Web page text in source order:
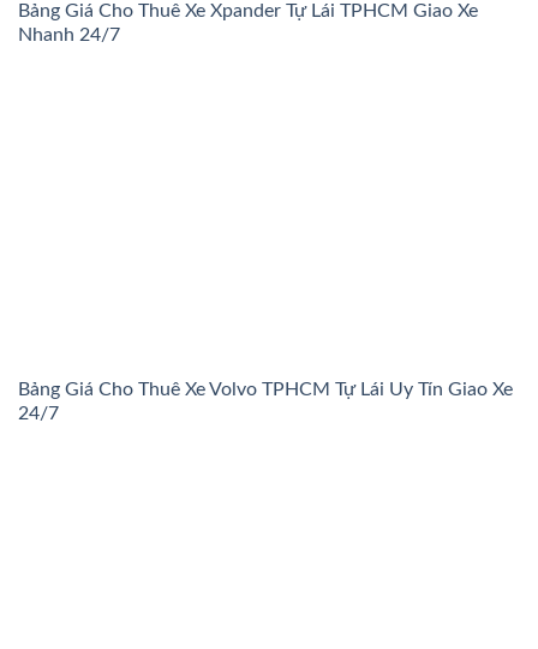
Bảng Giá Cho Thuê Xe Xpander Tự Lái TPHCM Giao Xe
Nhanh 24/7
Bảng Giá Cho Thuê Xe Volvo TPHCM Tự Lái Uy Tín Giao Xe
24/7